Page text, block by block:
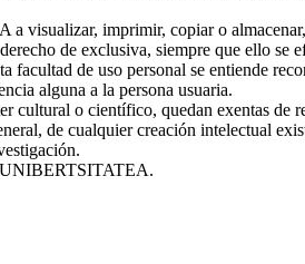
imprimir, copiar o
de exclusiva, siempre que ello se
de uso personal se entiende
alguna a la persona usuaria.
cultural o científico, quedan exentas de
de cualquier creación intelectual